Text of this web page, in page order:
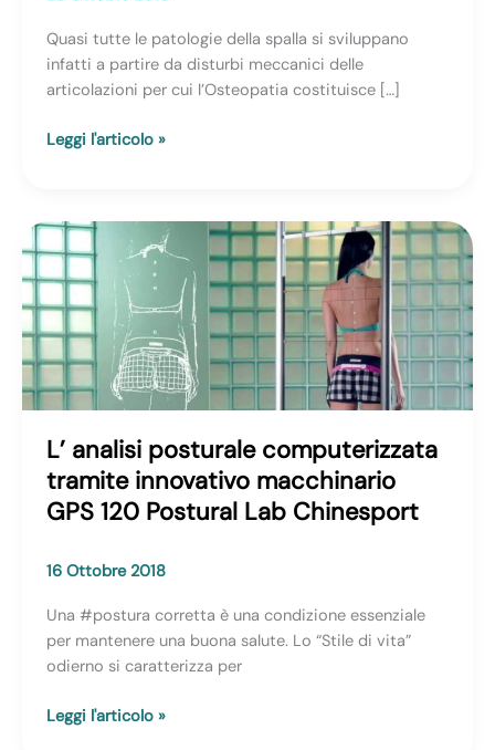
Quasi tutte le patologie della spalla si sviluppano
infatti a partire da disturbi meccanici delle
articolazioni per cui l’Osteopatia costituisce […]
Il
costituisce
un
motivo
di
consultazione
molto
frequente
uno
studio
osteopatico
Leggi l'articolo »
L’ analisi posturale computerizzata
tramite innovativo macchinario
GPS 120 Postural Lab Chinesport
16 Ottobre 2018
Una #postura corretta è una condizione essenziale
per mantenere una buona salute. Lo “Stile di vita”
odierno si caratterizza per
L’
Leggi l'articolo »